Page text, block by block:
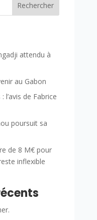
Rechercher
attendu à
au Gabon
l’avis de Fabrice
poursuit sa
de 8 M€ pour
inflexible